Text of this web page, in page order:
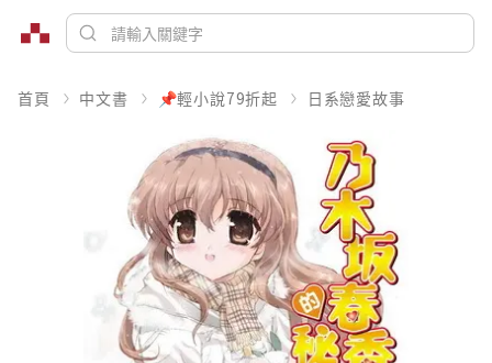
首頁 中文書 📌輕小說79折起 日系戀愛故事